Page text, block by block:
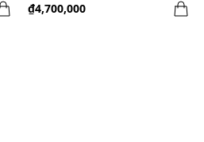
₫4,700,000